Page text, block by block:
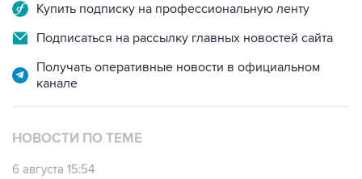
Купить подписку на профессиональную ленту
Подписаться на рассылку главных новостей сайта
Получать оперативные новости в официальном
канале
НОВОСТИ ПО ТЕМЕ
6 августа 15:54